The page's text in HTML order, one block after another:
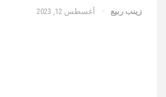
زينب ربيع أغسطس 12, 2023